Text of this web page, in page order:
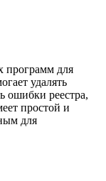
программ для
удалять
ошибки реестра,
простой и
для